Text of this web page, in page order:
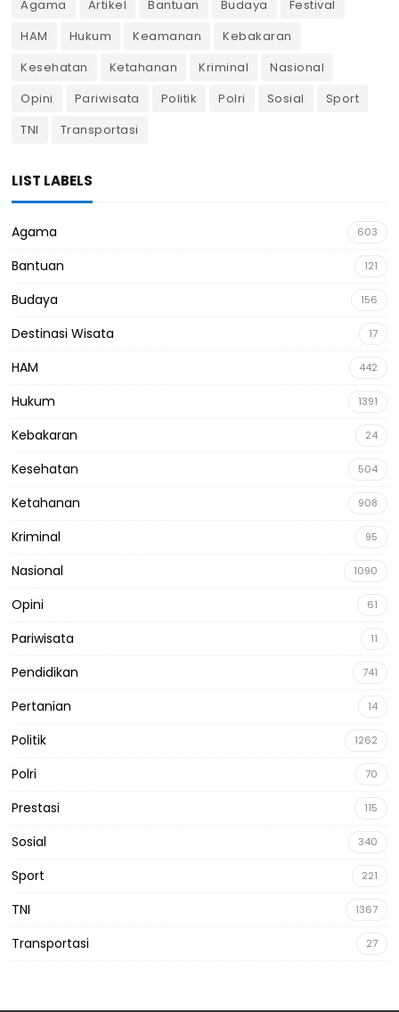
Agama Artikel Bantuan Budaya
Festival
HAM
Hukum Keamanan
Kebakaran
Kesehatan
Ketahanan Kriminal
Nasional
Opini
Pariwisata Politik Polri Sosial
Sport
TNI
Transportasi
LIST LABELS
Agama 603
Bantuan 121
Budaya 156
Destinasi Wisata 17
HAM 442
Hukum 1391
Kebakaran 24
Kesehatan 504
Ketahanan 908
Kriminal 95
Nasional 1090
Opini 61
Pariwisata 11
Pendidikan 741
Pertanian 14
Politik 1262
Polri 70
Prestasi 115
Sosial 340
Sport 221
TNI 1367
Transportasi 27